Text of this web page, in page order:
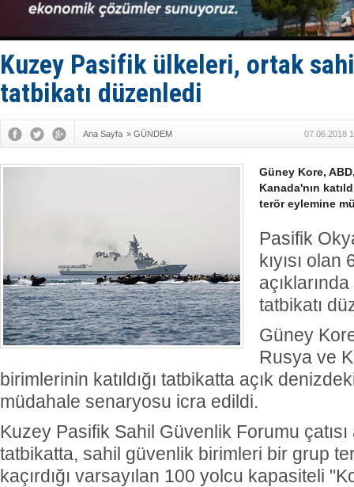
Makine
Dron
'REGAL 1'
Yakıt
Kuzey Pasifik ülkeleri, ortak
tatbikatı düzenledi
Ana Sayfa » GÜNDEM 07.06.2018
Güney Kore,
Kanada'nın
terör eylemine
Pasifik
kıyısı
tatbikatı
Güney
Rusya ve
birimlerinin katıldığı tatbikatta açık
müdahale senaryosu icra edildi.
Kuzey Pasifik Sahil Güvenlik Forumu
tatbikatta, sahil güvenlik birimleri bir grup
kaçırdığı varsayılan 100 yolcu kapasiteli